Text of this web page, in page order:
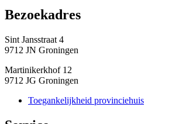
Bezoekadres
Sint Jansstraat 4
9712 JN Groningen
Martinikerkhof 12
9712 JG Groningen
Toegankelijkheid provinciehuis